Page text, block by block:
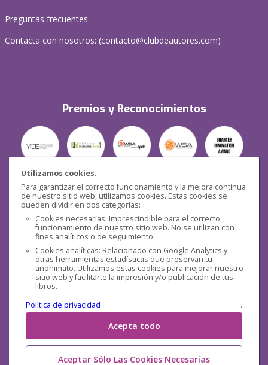
Utilizamos cookies.
Para garantizar el correcto funcionamiento y la mejora continua
de nuestro sitio web, utilizamos cookies. Estas cookies se
pueden dividir en dos categorías:
Cookies necesarias: Imprescindible para el correcto
funcionamiento de nuestro sitio web. No se utilizan con
fines analíticos o de seguimiento.
Cookies analíticas: Relacionado con Google Analytics y
otras herramientas estadísticas que preservan tu
anonimato. Utilizamos estas cookies para mejorar nuestro
sitio web y facilitarte la impresión y/o publicación de tus
libros.
Política de privacidad
.
Acepta todo
Aceptar Sólo Las Cookies Necesarias
Preguntas frecuentes
Contacta con nosotros: (contacto@clubdeautores.com)
Premios y Reconocimientos
Seguridad
Redes sociales